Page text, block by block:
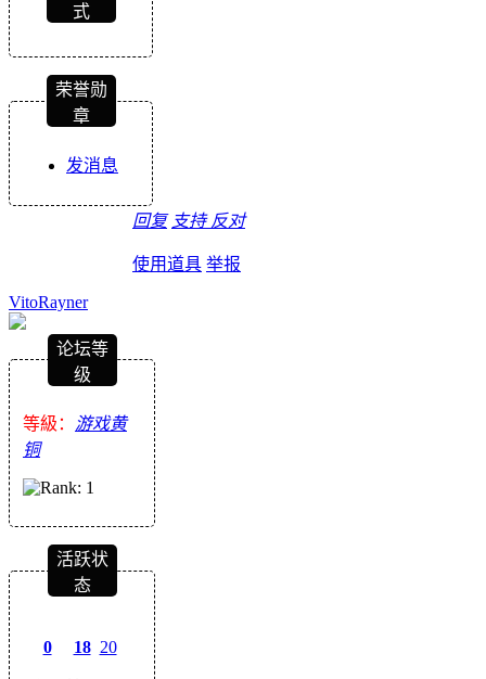
式
荣誉勋
章
发消息
回复 支持 反对
使用道具 举报
VitoRayner
论坛等
级
等級： 游戏黄
铜
活跃状
态
0 18 20